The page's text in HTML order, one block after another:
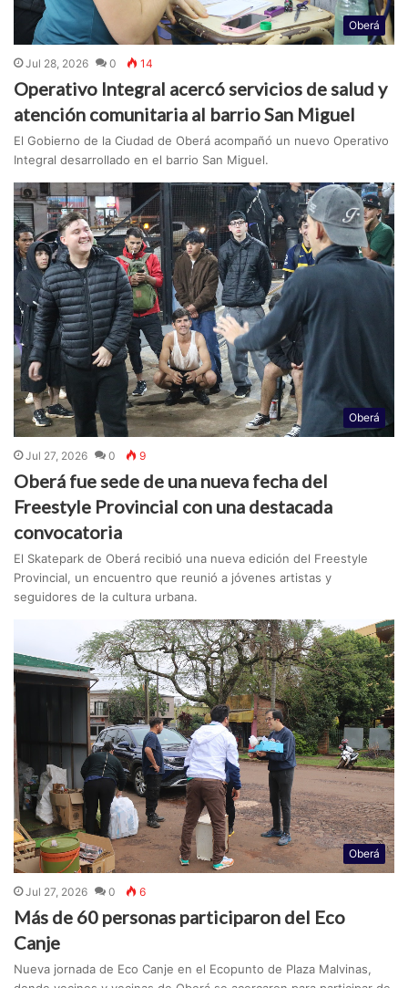
Oberá
Jul 28, 2026 0 14
Operativo Integral acercó servicios de salud y
atención comunitaria al barrio San Miguel
El Gobierno de la Ciudad de Oberá acompañó un nuevo Operativo
Integral desarrollado en el barrio San Miguel.
Oberá
Jul 27, 2026 0 9
Oberá fue sede de una nueva fecha del
Freestyle Provincial con una destacada
convocatoria
El Skatepark de Oberá recibió una nueva edición del Freestyle
Provincial, un encuentro que reunió a jóvenes artistas y
seguidores de la cultura urbana.
Oberá
Jul 27, 2026 0 6
Más de 60 personas participaron del Eco
Canje
Nueva jornada de Eco Canje en el Ecopunto de Plaza Malvinas,